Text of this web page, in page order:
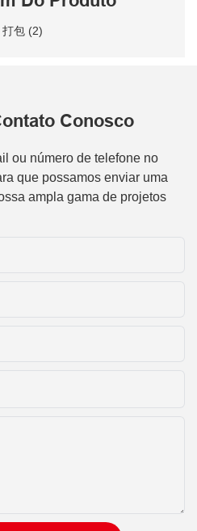
Conosco
ou número de telefone no
que possamos enviar uma
ampla gama de projetos